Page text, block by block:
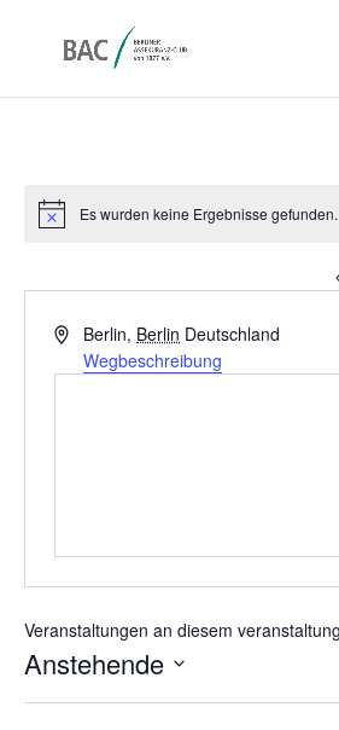
HinweisEs wurden keine Ergebnisse gefunden.
Adresse
Berlin, Berlin Deutschland
Wegbeschreibung
Veranstaltungen an diesem
Anstehende